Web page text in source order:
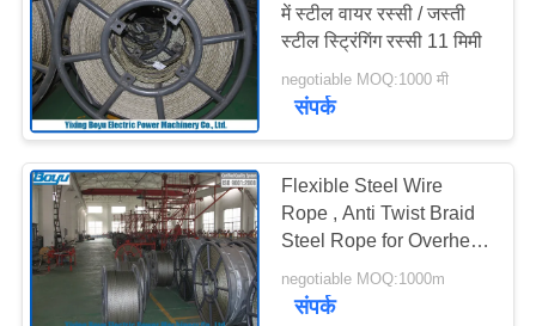
में स्टील वायर रस्सी / जस्ती
स्टील स्ट्रिंगिंग रस्सी 11 मिमी
negotiable MOQ:1000 मी
संपर्क
Flexible Steel Wire
Rope , Anti Twist Braid
Steel Rope for Overhead
Power Cables Stringing
28mm 580kN
negotiable MOQ:1000m
संपर्क